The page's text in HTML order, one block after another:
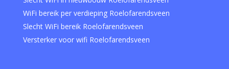
WiFi bereik per verdieping Roelofarendsveen
Slecht WiFi bereik Roelofarendsveen
Versterker voor wifi Roelofarendsveen